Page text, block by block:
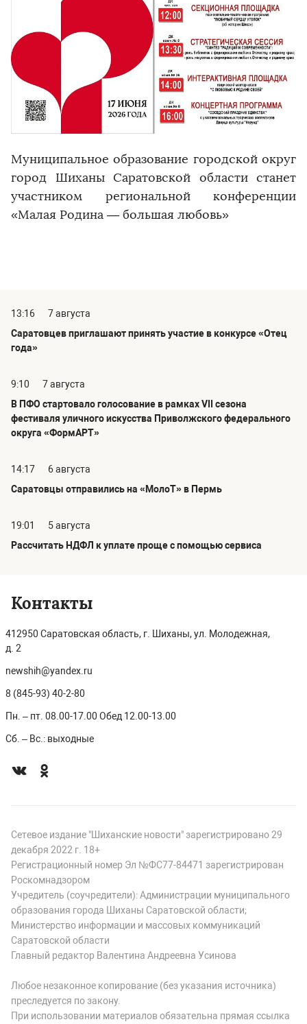
Муниципальное образование городской округ
город Шиханы Саратовской области станет
участником региональной конференции
«Малая Родина — большая любовь»
13:16
7 августа
Саратовцев приглашают принять участие в конкурсе «Отец
года»
9:10
7 августа
В ПФО стартовало голосование в рамках VII сезона
фестиваля уличного искусства Приволжского федерального
округа «ФормАРТ»
14:17
6 августа
Саратовцы отправились на «МолоТ» в Пермь
19:01
5 августа
Рассчитать НДФЛ к уплате проще с помощью сервиса
Контакты
412950 Саратовская область, г. Шиханы, ул. Молодежная,
д. 2
newshih@yandex.ru
8 (845-93) 40-2-80
Пн. – пт. 08.00-17.00 Обед 12.00-13.00
Сб. – Вс.: выходные
Сетевое издание "Шиханские новости" зарегистрировано 29
декабря 2022 г. 18+
Регистрационный номер Эл №ФС77-84471 зарегистрирован
Роскомнадзором
Учредитель (соучредители): Администрации муниципального
образования города Шиханы Саратовской области;
Министерство информации и массовых коммуникаций
Саратовской области
Главный редактор Валентина Андреевна Усинова
Любое незаконное копирование (без указания источника)
преследуется по закону.
При использовании материалов обязательна прямая ссылка